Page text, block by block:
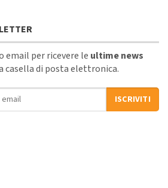
email per ricevere le ultime news
di posta elettronica.
ISCRIVITI